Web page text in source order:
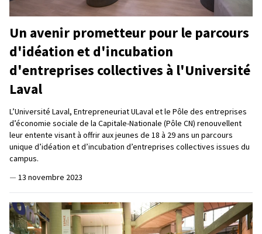
Un avenir prometteur pour le parcours
d'idéation et d'incubation
d'entreprises collectives à l'Université
Laval
L’Université Laval, Entrepreneuriat ULaval et le Pôle des entreprises
d’économie sociale de la Capitale-Nationale (Pôle CN) renouvellent
leur entente visant à offrir aux jeunes de 18 à 29 ans un parcours
unique d’idéation et d’incubation d’entreprises collectives issues du
campus.
— 13 novembre 2023